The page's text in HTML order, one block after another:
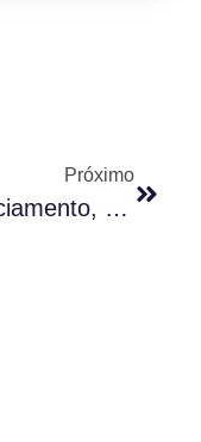
Próximo
Financiamento, Consórcio Ou À Vista: O Que É Mais Vantajoso?